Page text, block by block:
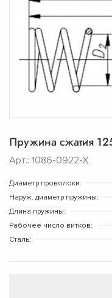
Пружина сжатия
Арт.: 1086-0922-Х
Диаметр проволоки:
Наруж. диаметр пружины:
Длина пружины:
Рабочее число витков:
Сталь: